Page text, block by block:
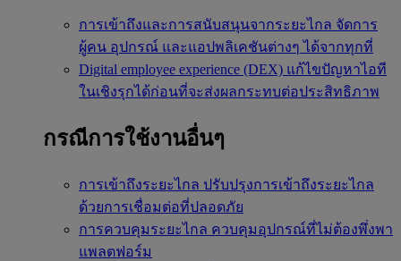
การเข้าถึงและการสนับสนุนจากระยะไกล จัดการ
ผู้คน อุปกรณ์ และแอปพลิเคชันต่างๆ ได้จากทุกที่
Digital employee experience (DEX) แก้ไขปัญหาไอที
ในเชิงรุกได้ก่อนที่จะส่งผลกระทบต่อประสิทธิภาพ
กรณีการใช้งานอื่นๆ
การเข้าถึงระยะไกล ปรับปรุงการเข้าถึงระยะไกล
ด้วยการเชื่อมต่อที่ปลอดภัย
การควบคุมระยะไกล ควบคุมอุปกรณ์ที่ไม่ต้องพึ่งพา
แพลตฟอร์ม